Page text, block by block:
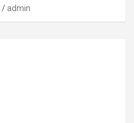
admin